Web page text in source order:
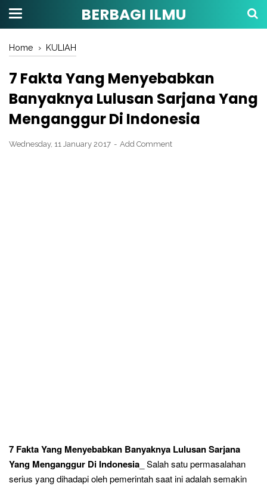
BERBAGI ILMU
Home › KULIAH
7 Fakta Yang Menyebabkan
Banyaknya Lulusan Sarjana Yang
Menganggur Di Indonesia
Wednesday, 11 January 2017 Add Comment
7 Fakta Yang Menyebabkan Banyaknya Lulusan Sarjana
Yang Menganggur Di Indonesia _ Salah satu permasalahan
serius yang dihadapi oleh pemerintah saat ini adalah semakin